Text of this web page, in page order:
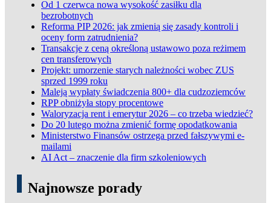
Od 1 czerwca nowa wysokość zasiłku dla
bezrobotnych
Reforma PIP 2026: jak zmienią się zasady kontroli i
oceny form zatrudnienia?
Transakcje z ceną określoną ustawowo poza reżimem
cen transferowych
Projekt: umorzenie starych należności wobec ZUS
sprzed 1999 roku
Maleją wypłaty świadczenia 800+ dla cudzoziemców
RPP obniżyła stopy procentowe
Waloryzacja rent i emerytur 2026 – co trzeba wiedzieć?
Do 20 lutego można zmienić formę opodatkowania
Ministerstwo Finansów ostrzega przed fałszywymi e-
mailami
AI Act – znaczenie dla firm szkoleniowych
Najnowsze porady